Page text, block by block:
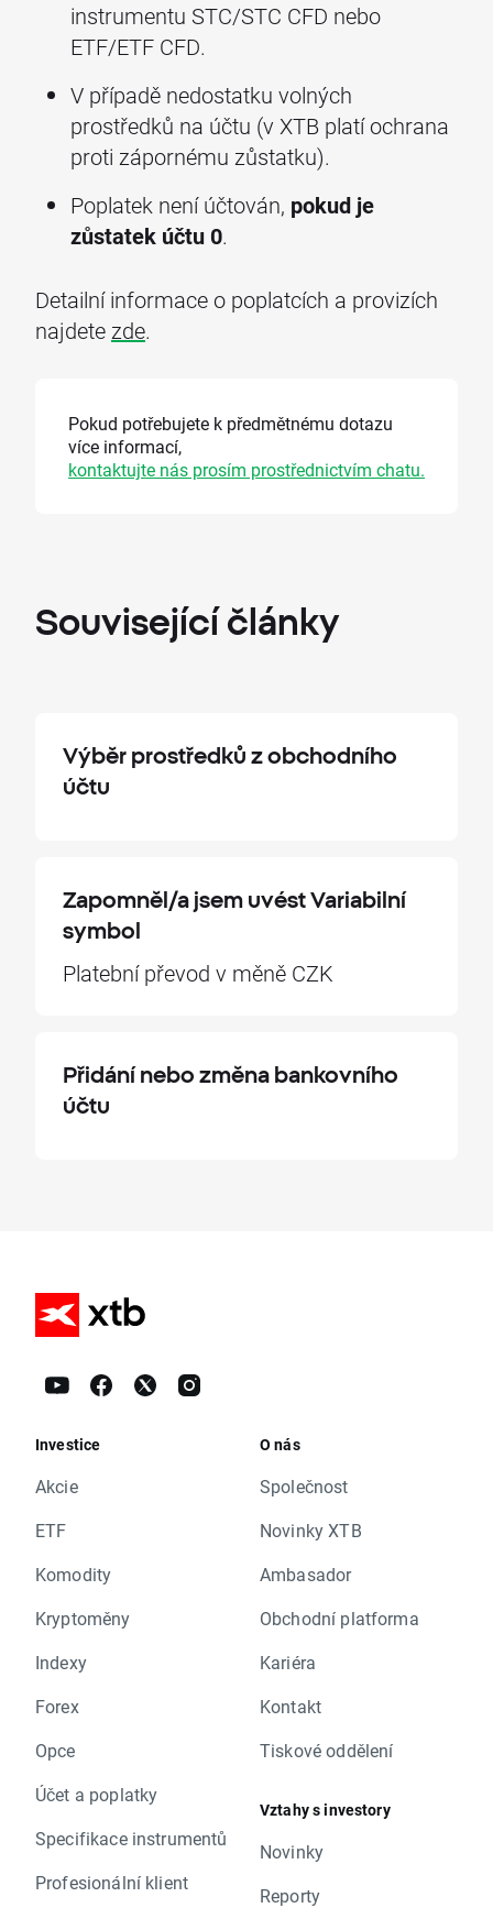
instrumentu STC/STC CFD nebo
ETF/ETF CFD.
V případě nedostatku volných
prostředků na účtu (v XTB platí ochrana
proti zápornému zůstatku).
Poplatek není účtován, pokud je
zůstatek účtu 0.
Detailní informace o poplatcích a provizích
najdete zde.
Pokud potřebujete k předmětnému dotazu
více informací,
kontaktujte nás prosím prostřednictvím chatu.
Související články
Výběr prostředků z obchodního
účtu
Zapomněl/a jsem uvést Variabilní
symbol
Platební převod v měně CZK
Přidání nebo změna bankovního
účtu
Investice
Akcie
ETF
Komodity
Kryptoměny
Indexy
Forex
Opce
Účet a poplatky
Specifikace instrumentů
Profesionální klient
O nás
Společnost
Novinky XTB
Ambasador
Obchodní platforma
Kariéra
Kontakt
Tiskové oddělení
Vztahy s investory
Novinky
Reporty